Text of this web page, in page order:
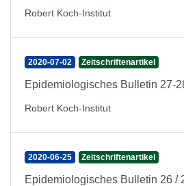
Robert Koch-Institut
2020-07-02 Zeitschriftenartikel
Epidemiologisches Bulletin 27-
Robert Koch-Institut
2020-06-25 Zeitschriftenartikel
Epidemiologisches Bulletin 26 /